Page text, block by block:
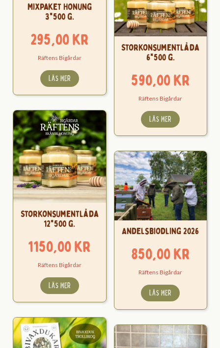
Mixpaket Honung
3*500 g.
295,00kr
Räftens Bigårdar
LÄS MER
Storkonsumentlåda
6*500 g.
590,00kr
Räftens Bigårdar
LÄS MER
Storkonsumentlåda
12*500 g.
1150,00kr
Räftens Bigårdar
LÄS MER
Andelsbiodling 2026
850,00kr
Räftens Bigårdar
LÄS MER